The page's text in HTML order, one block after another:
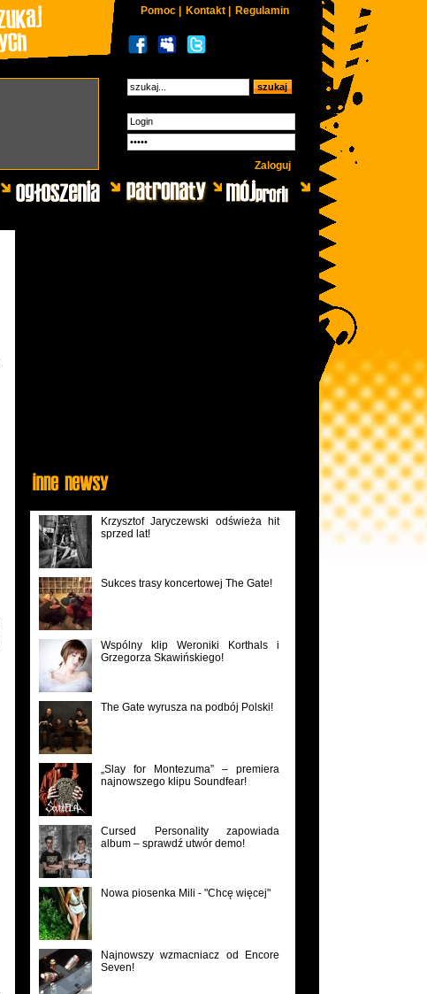
Pomoc | Kontakt | Regulamin
Zaloguj
Krzysztof Jaryczewski odświeża hit
sprzed lat!
Sukces trasy koncertowej The Gate!
Wspólny klip Weroniki Korthals i
Grzegorza Skawińskiego!
The Gate wyrusza na podbój Polski!
„Slay for Montezuma” – premiera
najnowszego klipu Soundfear!
Cursed Personality zapowiada
album – sprawdź utwór demo!
Nowa piosenka Mili - "Chcę więcej"
Najnowszy wzmacniacz od Encore
Seven!